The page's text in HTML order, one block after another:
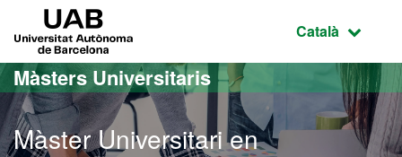
Ves al contingut principal
Ves a la navegació de la pàgina
Idioma
Català
Màsters Universitaris
Màster Universitari en